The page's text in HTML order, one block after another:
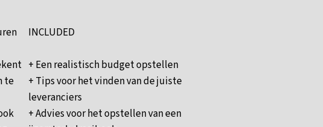
te
INCLUDED
+ Een realistisch budget opstellen
+ Tips voor het vinden van de juiste
leveranciers
+ Advies voor het opstellen van een